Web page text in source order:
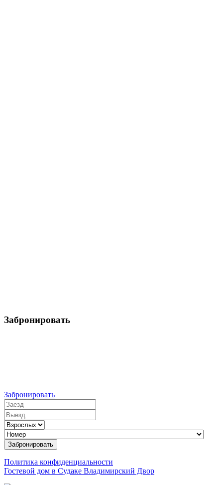
Забронировать
Забронировать
Заезд
Выезд
Взрослых
Номер
Забронировать
Политика конфиденциальности
Гостевой дом в Судаке Владимирский Двор